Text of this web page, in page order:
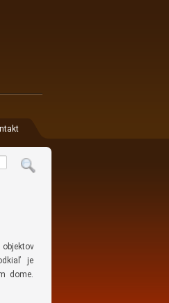
je
dome.